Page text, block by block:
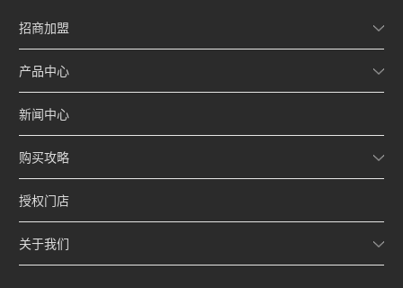
招商加盟
产品中心
新闻中心
购买攻略
授权门店
关于我们